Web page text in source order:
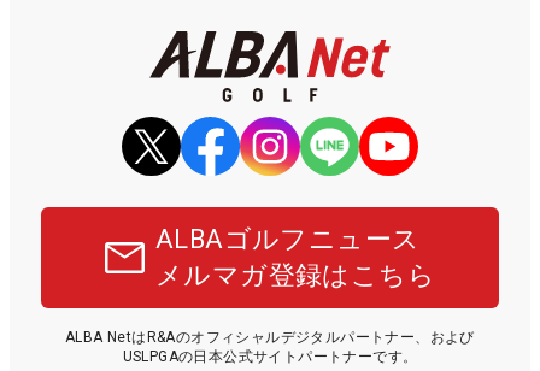
ALBAゴルフニュース
メルマガ登録はこちら
ALBA NetはR&Aのオフィシャルデジタルパートナー、および
USLPGAの日本公式サイトパートナーです。